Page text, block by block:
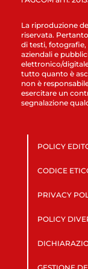
La riproduzione
riservata.
di testi,
aziendali e
elettronico/
tutto quanto è
non è
esercitare un
segnalazione
POLICY
CODICE
PRIVACY
POLICY